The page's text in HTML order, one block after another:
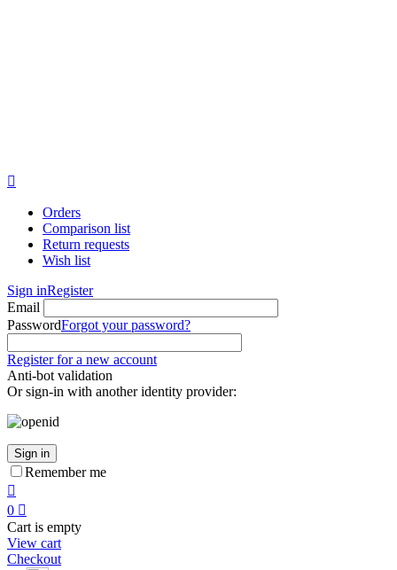

Orders
Comparison list
Return requests
Wish list
Sign inRegister
Email
PasswordForgot your password?
Register for a new account
Anti-bot validation
Or sign-in with another identity provider:
Sign in
Remember me

0 
Cart is empty
View cart
Checkout